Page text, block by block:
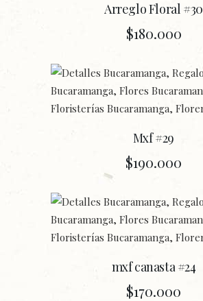
Arreglo Floral #30
$180.000
Mxf #29
$190.000
mxf canasta #24
$170.000